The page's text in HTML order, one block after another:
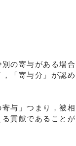
の寄与がある場合
「寄与分」が認め
与」つまり，被相
貢献であることが